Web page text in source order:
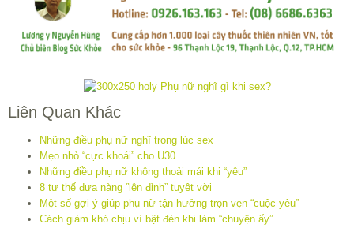
Liên Quan Khác
Những điều phụ nữ nghĩ trong lúc sex
Mẹo nhỏ “cực khoái” cho U30
Những điều phụ nữ không thoải mái khi “yêu”
8 tư thế đưa nàng ”lên đỉnh” tuyệt vời
Một số gợi ý giúp phụ nữ tận hưởng trọn vẹn “cuộc yêu”
Cách giảm khó chịu vì bật đèn khi làm “chuyện ấy”